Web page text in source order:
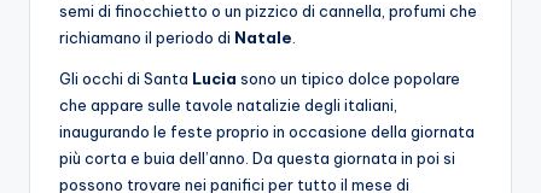
semi di finocchietto o un pizzico di cannella, profumi che
richiamano il periodo di Natale
Gli occhi di Santa Lucia sono un tipico dolce popolare
che appare sulle tavole natalizie degli italiani,
inaugurando le feste proprio in occasione della giornata
più corta e buia dell’anno. Da questa giornata in poi si
possono trovare nei panifici per tutto il mese di